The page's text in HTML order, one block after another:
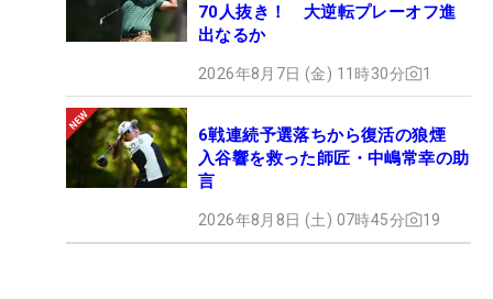
70人抜き！ 大逆転プレーオフ進
出なるか
2026年8月7日 (金) 11時30分 1
6戦連続予選落ちから復活の狼煙
入谷響を救った師匠・中嶋常幸の助
言
2026年8月8日 (土) 07時45分 19